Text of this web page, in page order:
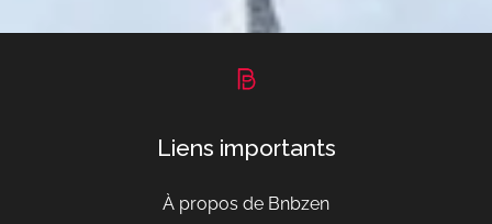
Liens importants
À propos de Bnbzen